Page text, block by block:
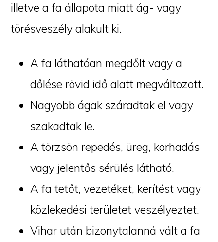
illetve a fa állapota miatt ág- vagy
törésveszély alakult ki.
A fa láthatóan megdőlt vagy a
dőlése rövid idő alatt megváltozott.
Nagyobb ágak száradtak el vagy
szakadtak le.
A törzsön repedés, üreg, korhadás
vagy jelentős sérülés látható.
A fa tetőt, vezetéket, kerítést vagy
közlekedési területet veszélyeztet.
Vihar után bizonytalanná vált a fa